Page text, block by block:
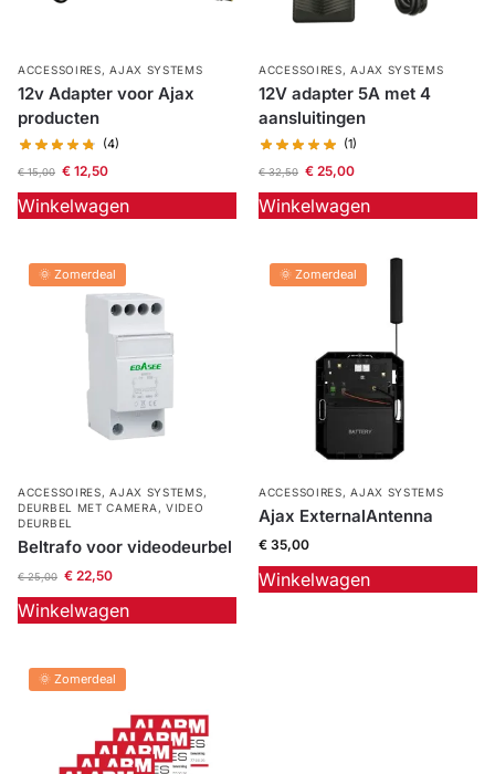
ACCESSOIRES,AJAX SYSTEMS
12v Adapter voor Ajax
producten
(4)
€15,00 €12,50
Winkelwagen
ACCESSOIRES,AJAX SYSTEMS
12V adapter 5A met 4
aansluitingen
(1)
€32,50 €25,00
Winkelwagen
🌞 Zomerdeal
ACCESSOIRES,AJAX SYSTEMS,
DEURBEL MET CAMERA ,VIDEO
DEURBEL
Beltrafo voor videodeurbel
€25,00 €22,50
Winkelwagen
🌞 Zomerdeal
ACCESSOIRES,AJAX SYSTEMS
Ajax ExternalAntenna
€ 35,00
Winkelwagen
🌞 Zomerdeal